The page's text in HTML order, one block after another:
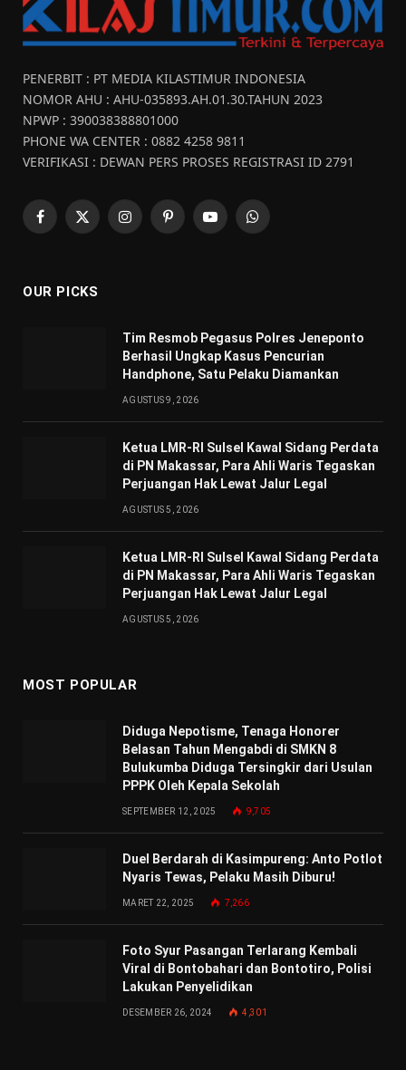
PENERBIT : PT MEDIA KILASTIMUR INDONESIA
NOMOR AHU : AHU-035893.AH.01.30.TAHUN 2023
NPWP : 390038388801000
PHONE WA CENTER : 0882 4258 9811
VERIFIKASI : DEWAN PERS PROSES REGISTRASI ID 2791
Facebook
X
InstagramPinterestYouTubeWhatsApp
OUR PICKS
Tim Resmob Pegasus Polres Jeneponto
Berhasil Ungkap Kasus Pencurian
Handphone, Satu Pelaku Diamankan
AGUSTUS 9, 2026
Ketua LMR-RI Sulsel Kawal Sidang Perdata
di PN Makassar, Para Ahli Waris Tegaskan
Perjuangan Hak Lewat Jalur Legal
AGUSTUS 5, 2026
Ketua LMR-RI Sulsel Kawal Sidang Perdata
di PN Makassar, Para Ahli Waris Tegaskan
Perjuangan Hak Lewat Jalur Legal
AGUSTUS 5, 2026
MOST POPULAR
Diduga Nepotisme, Tenaga Honorer
Belasan Tahun Mengabdi di SMKN 8
Bulukumba Diduga Tersingkir dari Usulan
PPPK Oleh Kepala Sekolah
SEPTEMBER 12, 2025 9,705
Duel Berdarah di Kasimpureng: Anto Potlot
Nyaris Tewas, Pelaku Masih Diburu!
MARET 22, 2025 7,266
Foto Syur Pasangan Terlarang Kembali
Viral di Bontobahari dan Bontotiro, Polisi
Lakukan Penyelidikan
DESEMBER 26, 2024 4,301